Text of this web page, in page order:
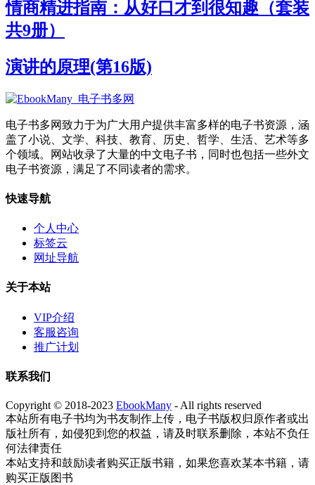
情商精进指南：从好口才到很知趣（套装
共9册）
演讲的原理(第16版)
电子书多网致力于为广大用户提供丰富多样的电子书资源，涵
盖了小说、文学、科技、教育、历史、哲学、生活、艺术等多
个领域。网站收录了大量的中文电子书，同时也包括一些外文
电子书资源，满足了不同读者的需求。
快速导航
个人中心
标签云
网址导航
关于本站
VIP介绍
客服咨询
推广计划
联系我们
Copyright © 2018-2023 EbookMany - All rights reserved
本站所有电子书均为书友制作上传，电子书版权归原作者或出
版社所有，如侵犯到您的权益，请及时联系删除，本站不负任
何法律责任
本站支持和鼓励读者购买正版书籍，如果您喜欢某本书籍，请
购买正版图书